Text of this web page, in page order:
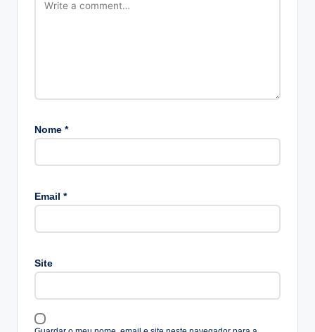
Nome *
Email *
Site
e
ti
e
: